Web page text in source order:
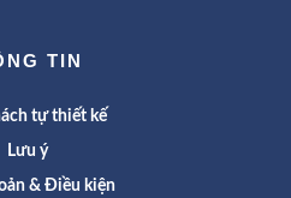
TIN
tự thiết kế
Lưu ý
& Điều kiện